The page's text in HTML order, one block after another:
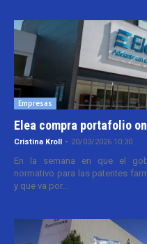
Empresas
Elea compra portafolio
Cristina Kroll - 20/03/2026 10:30
En la semana en que el
normativo para las patentes
y que va por...